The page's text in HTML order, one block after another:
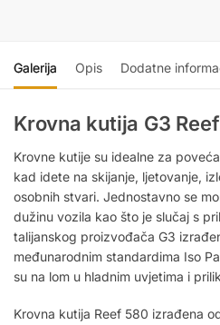
Galerija Opis Dodatne
Krovna kutija G3
Krovne kutije su idealne za
kad idete na skijanje, ljetovanje,
osobnih stvari. Jednostavno se
dužinu vozila kao što je slučaj s
talijanskog proizvođača G3
međunarodnim standardima Iso
su na lom u hladnim uvjetima i
Krovna kutija Reef 580 izrađena